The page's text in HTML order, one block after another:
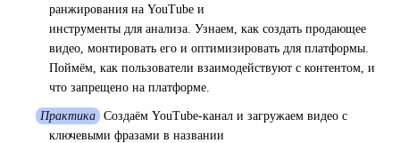
ранжирования на YouTube и
инструменты для анализа. Узнаем, как создать продающее
видео, монтировать его и оптимизировать для платформы.
Поймём, как пользователи взаимодействуют с контентом, и
что запрещено на платформе.
Практика Создаём YouTube-канал и загружаем видео с
ключевыми фразами в названии